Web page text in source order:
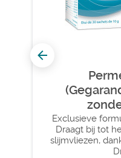
Exclusieve
Draagt ​​bij tot
slijmvliezen,